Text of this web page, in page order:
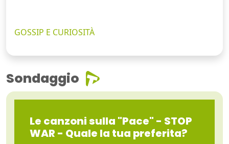
GOSSIP E CURIOSITÀ
Sondaggio
Le canzoni sulla "Pace" - STOP
WAR - Quale la tua preferita?